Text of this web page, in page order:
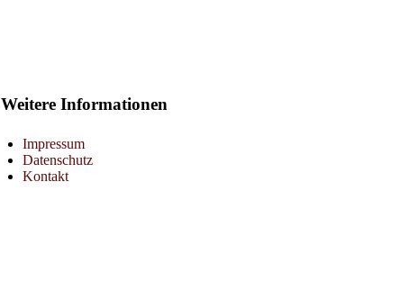
Weitere Informationen
Impressum
Datenschutz
Kontakt